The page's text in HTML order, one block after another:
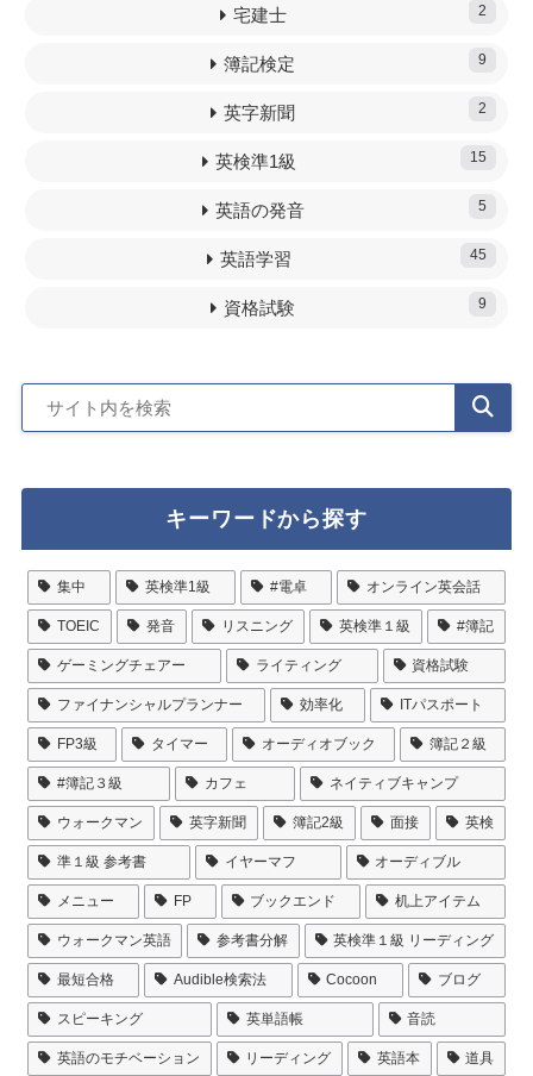
宅建士 2
簿記検定 9
英字新聞 2
英検準1級 15
英語の発音 5
英語学習 45
資格試験 9
キーワードから探す
集中 英検準1級 #電卓 オンライン英会話
TOEIC 発音 リスニング 英検準１級 #簿記
ゲーミングチェアー ライティング 資格試験
ファイナンシャルプランナー 効率化 ITパスポート
FP3級 タイマー オーディオブック 簿記２級
#簿記３級 カフェ ネイティブキャンプ
ウォークマン 英字新聞 簿記2級 面接 英検
準１級 参考書 イヤーマフ オーディブル
メニュー FP ブックエンド 机上アイテム
ウォークマン英語 参考書分解 英検準１級 リーディング
最短合格 Audible検索法 Cocoon ブログ
スピーキング 英単語帳 音読
英語のモチベーション リーディング 英語本 道具